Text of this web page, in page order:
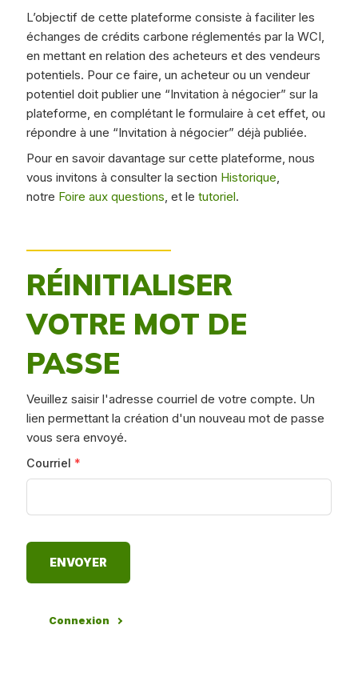
L’objectif de cette plateforme consiste à faciliter les
échanges de crédits carbone réglementés par la WCI,
en mettant en relation des acheteurs et des vendeurs
potentiels. Pour ce faire, un acheteur ou un vendeur
potentiel doit publier une “Invitation à négocier” sur la
plateforme, en complétant le formulaire à cet effet, ou
répondre à une “Invitation à négocier” déjà publiée.
Pour en savoir davantage sur cette plateforme, nous
vous invitons à consulter la section Historique,
notre Foire aux questions, et le tutoriel.
RÉINITIALISER
VOTRE MOT DE
PASSE
Veuillez saisir l'adresse courriel de votre compte. Un
lien permettant la création d'un nouveau mot de passe
vous sera envoyé.
Courriel *
Connexion